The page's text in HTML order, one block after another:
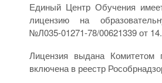
Единый Центр Обучения
лицензию на
№Л035-01271-78/00621339 от
Лицензия выдана Комитетом
включена в реестр